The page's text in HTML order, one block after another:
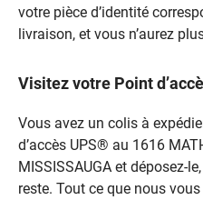
votre pièce d’identité
livraison, et vous n’aurez
Visitez votre Point
Vous avez un colis à
d’accès UPS® au 1616
MISSISSAUGA et déposez-
reste. Tout ce que nous